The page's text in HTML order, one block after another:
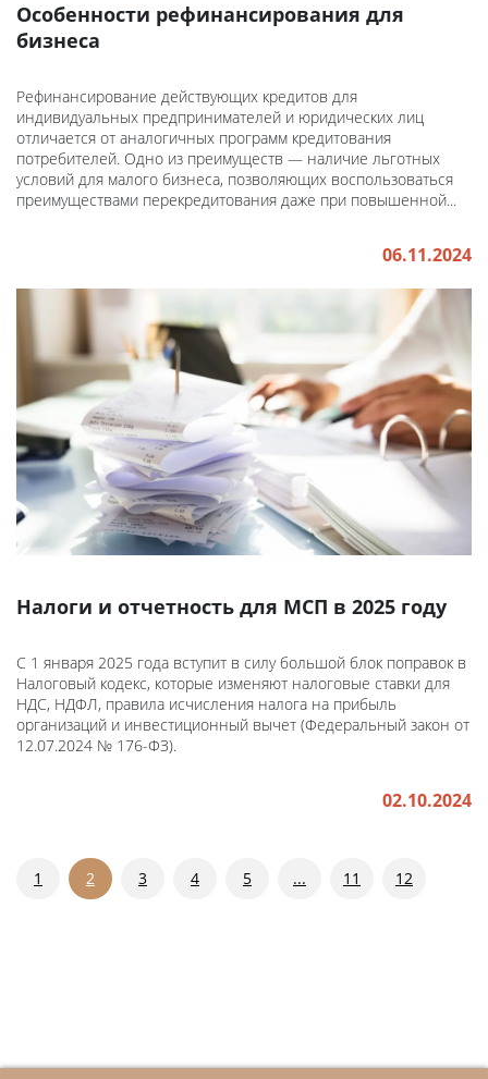
Особенности рефинансирования для
бизнеса
Рефинансирование действующих кредитов для
индивидуальных предпринимателей и юридических лиц
отличается от аналогичных программ кредитования
потребителей. Одно из преимуществ — наличие льготных
условий для малого бизнеса, позволяющих воспользоваться
преимуществами перекредитования даже при повышенной...
06.11.2024
Налоги и отчетность для МСП в 2025 году
С 1 января 2025 года вступит в силу большой блок поправок в
Налоговый кодекс, которые изменяют налоговые ставки для
НДС, НДФЛ, правила исчисления налога на прибыль
организаций и инвестиционный вычет (Федеральный закон от
12.07.2024 № 176-ФЗ).
02.10.2024
1 2 3 4 5 ... 11 12